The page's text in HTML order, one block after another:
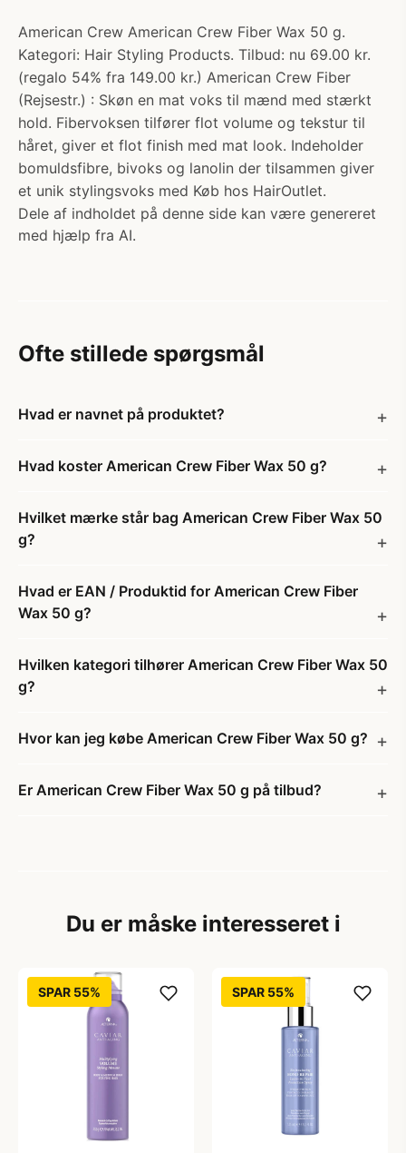
American Crew American Crew Fiber Wax 50 g.
Kategori: Hair Styling Products. Tilbud: nu 69.00 kr.
(regalo 54% fra 149.00 kr.) American Crew Fiber
(Rejsestr.) : Skøn en mat voks til mænd med stærkt
hold. Fibervoksen tilfører flot volume og tekstur til
håret, giver et flot finish med mat look. Indeholder
bomuldsfibre, bivoks og lanolin der tilsammen giver
et unik stylingsvoks med Køb hos HairOutlet.
Dele af indholdet på denne side kan være genereret
med hjælp fra AI.
Ofte stillede spørgsmål
Hvad er navnet på produktet?
Hvad koster American Crew Fiber Wax 50 g?
Hvilket mærke står bag American Crew Fiber Wax 50
g?
Hvad er EAN / Produktid for American Crew Fiber
Wax 50 g?
Hvilken kategori tilhører American Crew Fiber Wax 50
g?
Hvor kan jeg købe American Crew Fiber Wax 50 g?
Er American Crew Fiber Wax 50 g på tilbud?
Du er måske interesseret i
SPAR 55% SPAR 55%